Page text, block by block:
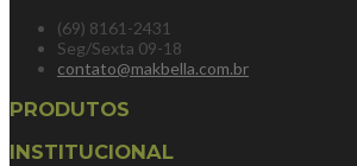
(69) 8161-2431
Seg/Sexta 09-18
contato@makbella.com.br
PRODUTOS
INSTITUCIONAL